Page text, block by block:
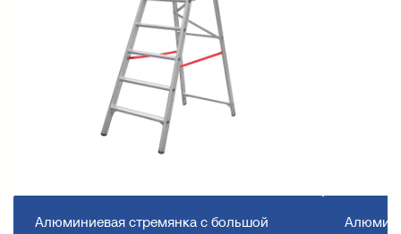
Алюминиевая стремянка с большой